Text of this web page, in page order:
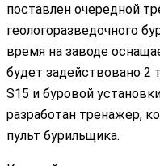
поставлен очередной
геологоразведочного
время на заводе
будет задействовано 2
S15 и буровой
разработан тренажер,
пульт бурильщика.